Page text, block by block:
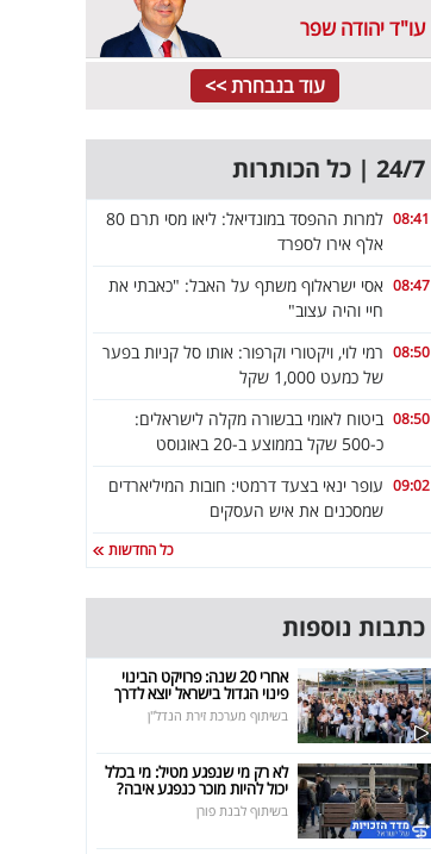
עו"ד יהודה שפר
עוד בנבחרת >>
24/7 | כל הכותרות
08:41
למרות ההפסד במונדיאל: ליאו מסי תרם 80
אלף אירו לספרד
08:47 אסי ישראלוף משתף על האבל: "כאבתי את
חיי והיה עצוב"
08:50 רמי לוי, ויקטורי וקרפור: אותו סל קניות בפער
של כמעט 1,000 שקל
08:50 ביטוח לאומי בבשורה מקלה לישראלים:
כ-500 שקל בממוצע ב-20 באוגוסט
09:02 עופר ינאי בצעד דרמטי: חובות המיליארדים
שמסכנים את איש העסקים
כל החדשות
כתבות נוספות
אחרי 20 שנה: פרויקט הבינוי
פינוי הגדול בישראל יוצא לדרך
בשיתוף מערכת זירת הנדל"ן
לא רק מי שנפגע מטיל: מי בכלל
יכול להיות מוכר כנפגע איבה?
בשיתוף לבנת פורן